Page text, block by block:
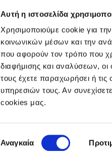
Αυτή η ιστοσελίδα
Χρησιμοποιούμε cookie για
κοινωνικών μέσων και την
που αφορούν τον τρόπο που
διαφήμισης και αναλύσεων,
τους έχετε παραχωρήσει ή
υπηρεσιών τους. Αν
cookies μας.
συγκατάθεσης
Αναγκαία
Πολιτική Απορρήτου
Όροι χρήσης